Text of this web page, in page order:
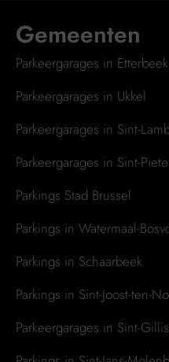
Gemeenten
Parkeergarages in Etterbeek
Parkeergarages in Ukkel
Parkeergarages in Sint-
Parkeergarages in Sint-
Parkings Stad Brussel
Parkings in Watermaal-
Parkings in Schaarbeek
Parkings in Sint-Joost-ten-
Parkeergarages in Sint-Gillis